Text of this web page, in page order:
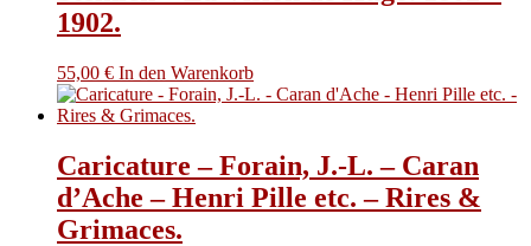
1902.
55,00 € In den Warenkorb
Caricature – Forain, J.-L. – Caran
d’Ache – Henri Pille etc. – Rires &
Grimaces.